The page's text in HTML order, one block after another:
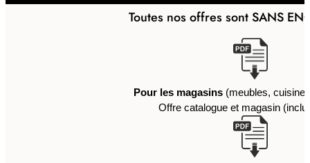
Toutes nos offres sont SANS
Pour les magasins (meubles,
Offre catalogue et magasin